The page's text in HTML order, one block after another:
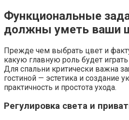
Функциональные
должны уметь ваши
Прежде чем выбрать цвет и
какую главную роль будет
Для спальни критически важна
гостиной — эстетика и создание
практичность и простота ухода.
Регулировка света и